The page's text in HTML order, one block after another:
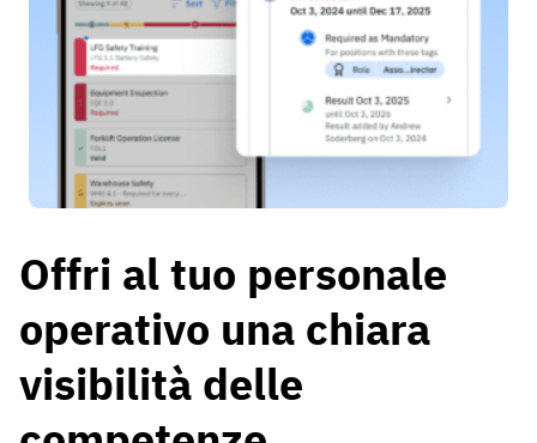
Offri al tuo personale
operativo una chiara
visibilità delle